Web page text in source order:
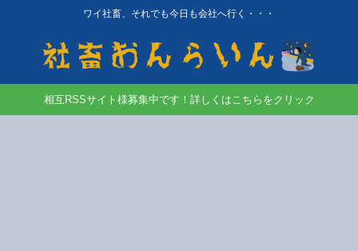
ワイ社畜、それでも今日も会社へ行く・・・
相互RSSサイト様募集中です！詳しくはこちらをクリック